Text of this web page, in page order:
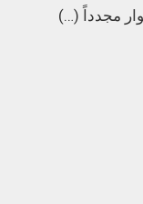
مجدداً (…)